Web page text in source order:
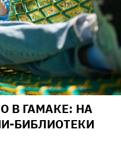
В ГАМАКЕ: НА
БИБЛИОТЕКИ